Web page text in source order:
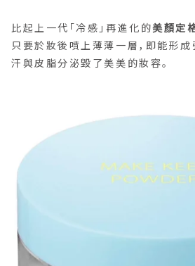
比起上一代「冷感」再進化的美顏定
只要於妝後噴上薄薄一層，即能形成
汗與皮脂分泌毀了美美的妝容。